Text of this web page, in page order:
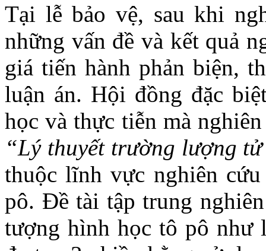
Tại lễ bảo vệ, sau khi
những vấn đề và kết quả
giá tiến hành phản biện,
luận án. Hội đồng đặc
học và thực tiễn mà
“Lý thuyết trường lượng
thuộc lĩnh vực nghiên
pô. Đề tài tập trung
tượng hình học tô pô như